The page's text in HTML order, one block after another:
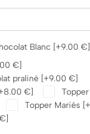
Blanc [+9.00 €]
€]
praliné [+9.00 €]
€]
Topper Mariés